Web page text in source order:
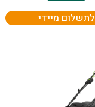
לתשלום מיידי